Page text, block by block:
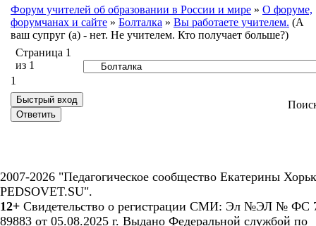
Форум учителей об образовании в России и мире » О форуме,
форумчанах и сайте » Болталка » Вы работаете учителем. (А
ваш супруг (а) - нет. Не учителем. Кто получает больше?)
Страница 1
из 1
1
2007-2026 "Педагогическое сообщество Екатерины
PEDSOVET.SU".
12+ Свидетельство о регистрации СМИ: Эл №ЭЛ № ФС
89883 от 05.08.2025 г. Выдано Федеральной службой по